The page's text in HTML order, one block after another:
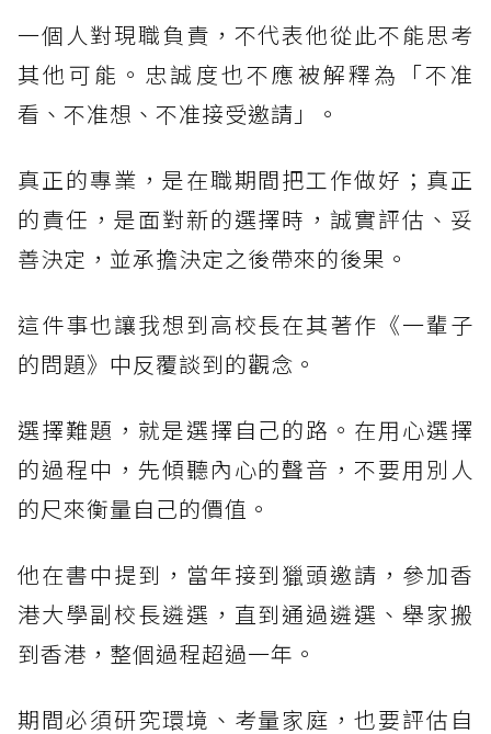
一個人對現職負責，不代表他從此不能思考
其他可能。忠誠度也不應被解釋為「不准
看、不准想、不准接受邀請」。
真正的專業，是在職期間把工作做好；真正
的責任，是面對新的選擇時，誠實評估、妥
善決定，並承擔決定之後帶來的後果。
這件事也讓我想到高校長在其著作《一輩子
的問題》中反覆談到的觀念。
選擇難題，就是選擇自己的路。在用心選擇
的過程中，先傾聽內心的聲音，不要用別人
的尺來衡量自己的價值。
他在書中提到，當年接到獵頭邀請，參加香
港大學副校長遴選，直到通過遴選、舉家搬
到香港，整個過程超過一年。
期間必須研究環境、考量家庭，也要評估自